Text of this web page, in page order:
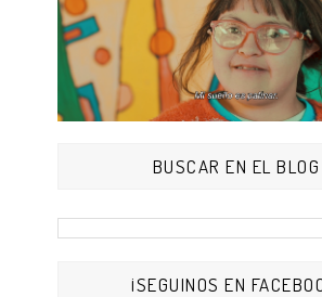
BUSCAR EN EL BLOG
¡SEGUINOS EN